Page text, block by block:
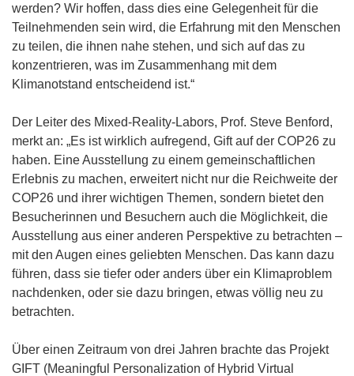
werden? Wir hoffen, dass dies eine Gelegenheit für die
Teilnehmenden sein wird, die Erfahrung mit den Menschen
zu teilen, die ihnen nahe stehen, und sich auf das zu
konzentrieren, was im Zusammenhang mit dem
Klimanotstand entscheidend ist.“
Der Leiter des Mixed-Reality-Labors, Prof. Steve Benford,
merkt an: „Es ist wirklich aufregend, Gift auf der COP26 zu
haben. Eine Ausstellung zu einem gemeinschaftlichen
Erlebnis zu machen, erweitert nicht nur die Reichweite der
COP26 und ihrer wichtigen Themen, sondern bietet den
Besucherinnen und Besuchern auch die Möglichkeit, die
Ausstellung aus einer anderen Perspektive zu betrachten –
mit den Augen eines geliebten Menschen. Das kann dazu
führen, dass sie tiefer oder anders über ein Klimaproblem
nachdenken, oder sie dazu bringen, etwas völlig neu zu
betrachten.
Über einen Zeitraum von drei Jahren brachte das Projekt
GIFT (Meaningful Personalization of Hybrid Virtual